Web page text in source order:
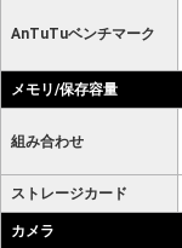
AnTuTuベンチマーク
メモリ/保存容量
組み合わせ
ストレージカード
カメラ